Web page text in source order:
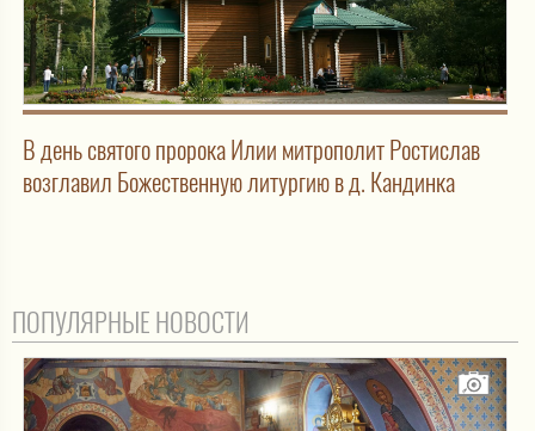
В день святого пророка Илии митрополит Ростислав
возглавил Божественную литургию в д. Кандинка
ПОПУЛЯРНЫЕ НОВОСТИ